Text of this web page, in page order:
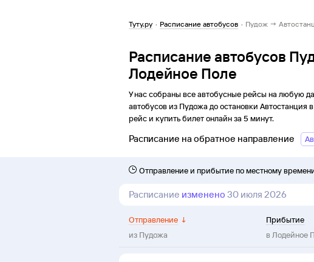
Туту.ру · Расписание автобусов · Пудож →
Расписание автобусов
Лодейное Поле
У нас собраны все автобусные рейсы на любую
автобусов из Пудожа доостановки Автостанция в
рейс и купить билет онлайн за 5 минут.
Расписание на обратное направление
Отправление и прибытие по местному
Расписание изменено 30 июля 2026
Отправление ↓
из Пудожа
Прибытие
в Лодейное